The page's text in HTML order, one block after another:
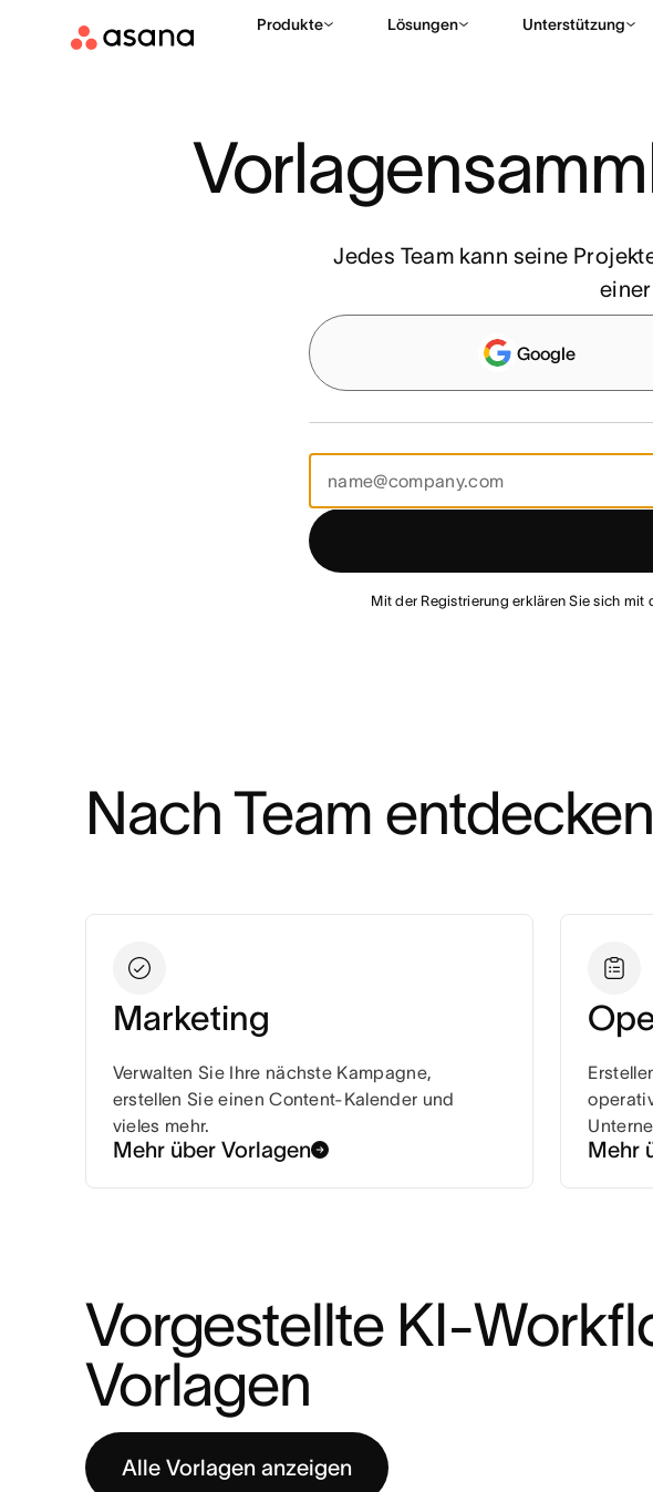
Produkte Lösungen Unterstützung
Jedes Team kann seine
Google
Mit der Registrierung erklären Sie sich
Nach Team entdecken
Marketing
Verwalten Sie Ihre nächste Kampagne,
erstellen Sie einen Content-Kalender und
vieles mehr.
Mehr über Vorlagen Mehr
Vorgestellte KI-
Vorlagen
Alle Vorlagen anzeigen